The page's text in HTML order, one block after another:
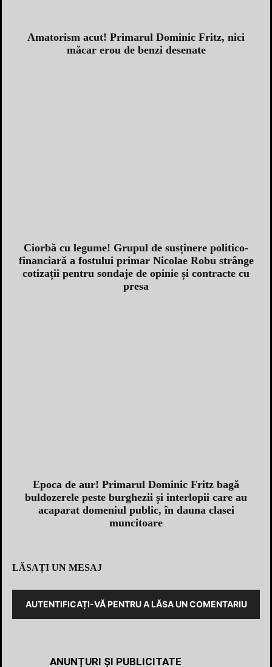
Amatorism acut! Primarul Dominic Fritz, nici
măcar erou de benzi desenate
Ciorbă cu legume! Grupul de susținere politico-
financiară a fostului primar Nicolae Robu strânge
cotizații pentru sondaje de opinie și contracte cu
presa
Epoca de aur! Primarul Dominic Fritz bagă
buldozerele peste burghezii și interlopii care au
acaparat domeniul public, în dauna clasei
muncitoare
LĂSAȚI UN MESAJ
AUTENTIFICAȚI-VĂ PENTRU A LĂSA UN COMENTARIU
ANUNȚURI ȘI PUBLICITATE